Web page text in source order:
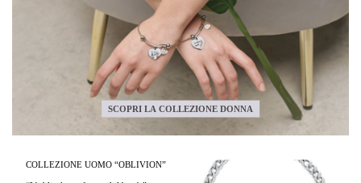
SCOPRI LA COLLEZIONE DONNA
COLLEZIONE UOMO “OBLIVION”